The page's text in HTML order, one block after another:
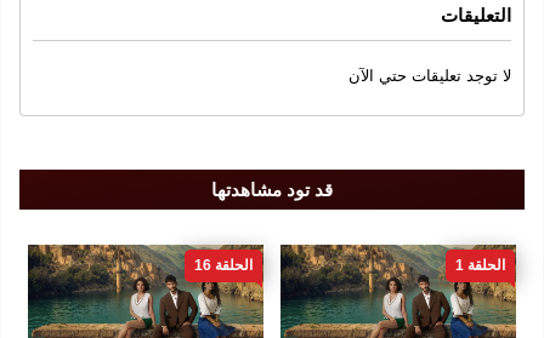
سنة الإنتاج
2025
التعليقات
لا توجد تعليقات حتي الآن
قد تود مشاهدتها
الحلقة 1 الحلقة 16